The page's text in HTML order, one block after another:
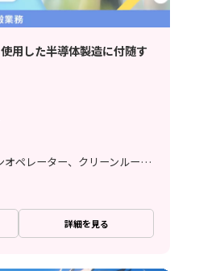
用した半導体製造に付随す
軽作業、検査、マシンオペレーター、クリーンルーム、品質管理、座り作業、立ち作業、事務関連
詳細を見る